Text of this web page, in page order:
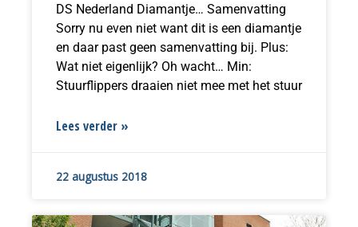
DS Nederland Diamantje… Samenvatting
Sorry nu even niet want dit is een diamantje
en daar past geen samenvatting bij. Plus:
Wat niet eigenlijk? Oh wacht… Min:
Stuurflippers draaien niet mee met het stuur
Lees verder »
22 augustus 2018